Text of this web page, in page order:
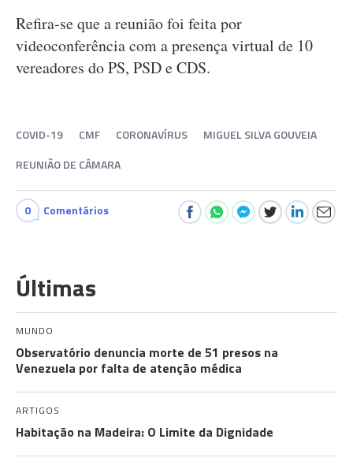
Refira-se que a reunião foi feita por
videoconferência com a presença virtual de 10
vereadores do PS, PSD e CDS.
COVID-19 CMF CORONAVÍRUS
MIGUEL SILVA GOUVEIA
REUNIÃO DE CÂMARA
0 Comentários
Últimas
MUNDO
Observatório denuncia morte de 51 presos na
Venezuela por falta de atenção médica
ARTIGOS
Habitação na Madeira: O Limite da Dignidade